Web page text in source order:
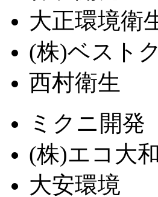
大正環境衛
(株)ベスト
西村衛生
ミクニ開発
(株)エコ大和
大安環境